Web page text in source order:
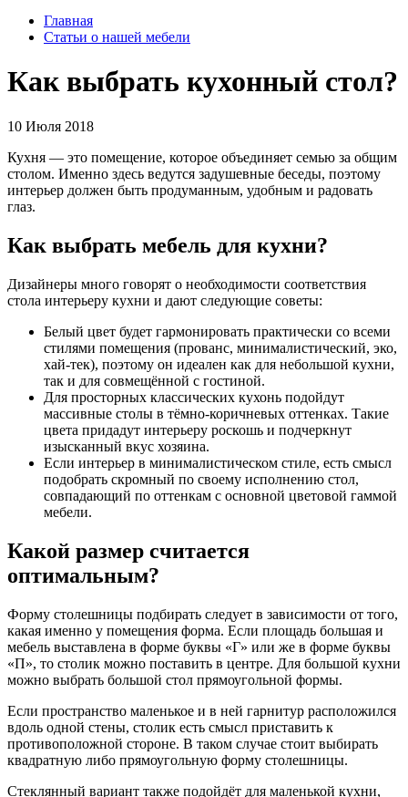
Главная
Статьи о нашей мебели
Как выбрать кухонный стол?
10 Июля 2018
Кухня — это помещение, которое объединяет семью за общим
столом. Именно здесь ведутся задушевные беседы, поэтому
интерьер должен быть продуманным, удобным и радовать
глаз.
Как выбрать мебель для кухни?
Дизайнеры много говорят о необходимости соответствия
стола интерьеру кухни и дают следующие советы:
Белый цвет будет гармонировать практически со всеми
стилями помещения (прованс, минималистический, эко,
хай-тек), поэтому он идеален как для небольшой кухни,
так и для совмещённой с гостиной.
Для просторных классических кухонь подойдут
массивные столы в тёмно-коричневых оттенках. Такие
цвета придадут интерьеру роскошь и подчеркнут
изысканный вкус хозяина.
Если интерьер в минималистическом стиле, есть смысл
подобрать скромный по своему исполнению стол,
совпадающий по оттенкам с основной цветовой гаммой
мебели.
Какой размер считается
оптимальным?
Форму столешницы подбирать следует в зависимости от того,
какая именно у помещения форма. Если площадь большая и
мебель выставлена в форме буквы «Г» или же в форме буквы
«П», то столик можно поставить в центре. Для большой кухни
можно выбрать большой стол прямоугольной формы.
Если пространство маленькое и в ней гарнитур расположился
вдоль одной стены, столик есть смысл приставить к
противоположной стороне. В таком случае стоит выбирать
квадратную либо прямоугольную форму столешницы.
Стеклянный вариант также подойдёт для маленькой кухни,